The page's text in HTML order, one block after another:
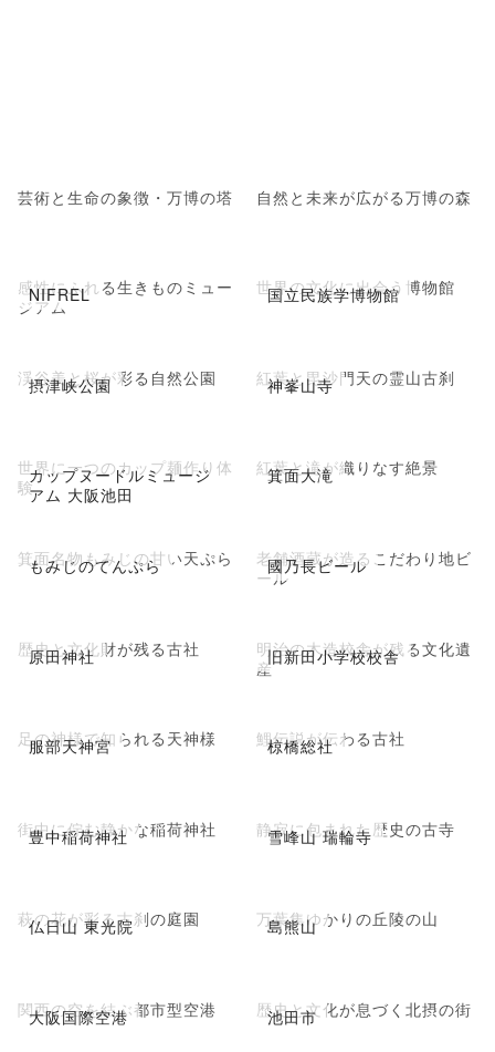
芸術と生命の象徴・万博の塔 自然と未来が広がる万博の森
NIFREL
感性にふれる生きものミュー
ジアム
国立民族学博物館
世界の文化に出会う博物館
摂津峡公園
渓谷美と桜が彩る自然公園 神峯山寺
紅葉と毘沙門天の霊山古刹
カップヌードルミュージ
アム 大阪池田
世界に一つのカップ麺作り体
験
箕面大滝
紅葉と滝が織りなす絶景
もみじのてんぷら
箕面名物もみじの甘い天ぷら 國乃長ビール
老舗酒蔵が造るこだわり地ビ
ール
原田神社
歴史と文化財が残る古社 旧新田小学校校舎
明治の木造校舎が残る文化遺
産
服部天神宮
足の神様で知られる天神様 椋橋総社
鯉伝説が伝わる古社
豊中稲荷神社
街中に佇む静かな稲荷神社 雪峰山 瑞輪寺
静寂に包まれた歴史の古寺
仏日山 東光院
萩の花が彩る古刹の庭園 島熊山
万葉集ゆかりの丘陵の山
大阪国際空港
関西の空を結ぶ都市型空港 池田市
歴史と文化が息づく北摂の街